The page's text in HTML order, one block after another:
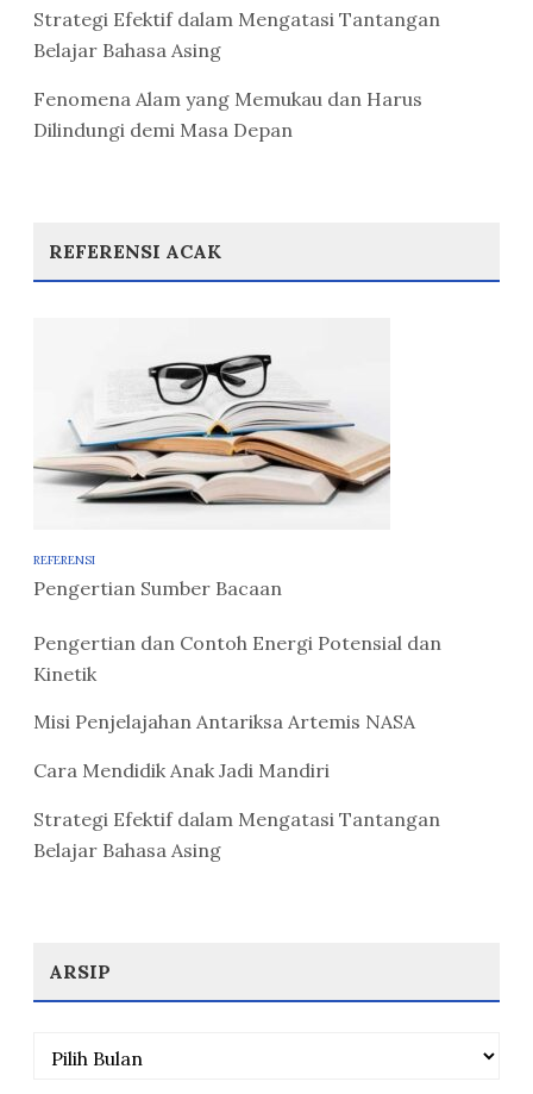
Strategi Efektif dalam Mengatasi Tantangan
Belajar Bahasa Asing
Fenomena Alam yang Memukau dan Harus
Dilindungi demi Masa Depan
REFERENSI ACAK
REFERENSI
Pengertian Sumber Bacaan
Pengertian dan Contoh Energi Potensial dan
Kinetik
Misi Penjelajahan Antariksa Artemis NASA
Cara Mendidik Anak Jadi Mandiri
Strategi Efektif dalam Mengatasi Tantangan
Belajar Bahasa Asing
ARSIP
Arsip